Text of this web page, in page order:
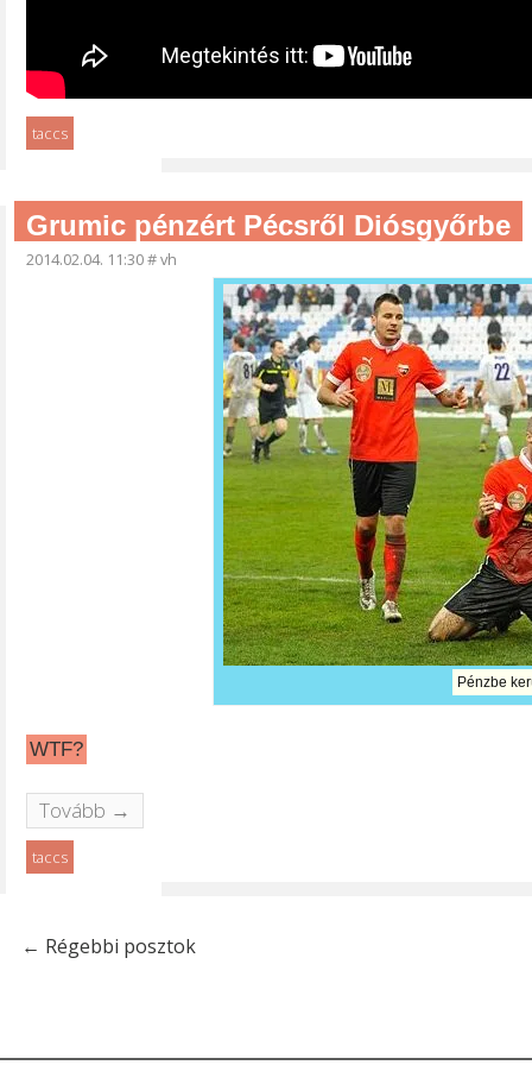
taccs
Grumic pénzért Pécsről Diósgyőrbe
2014.02.04. 11:30#vh
Pénzbe
WTF?
Tovább →
taccs
← Régebbi posztok